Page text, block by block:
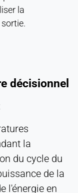
la
décisionnel
la
du cycle du
de la
l'énergie en